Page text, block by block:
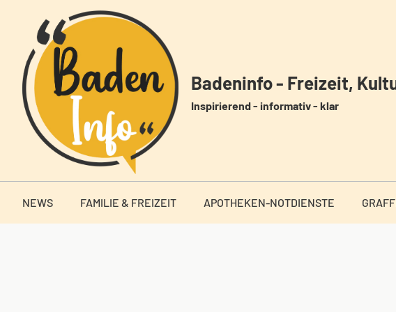
springen
Badeninfo - Freizeit,
Inspirierend - informativ - klar
NEWS FAMILIE & FREIZEIT APOTHEKEN-NOTDIENSTE